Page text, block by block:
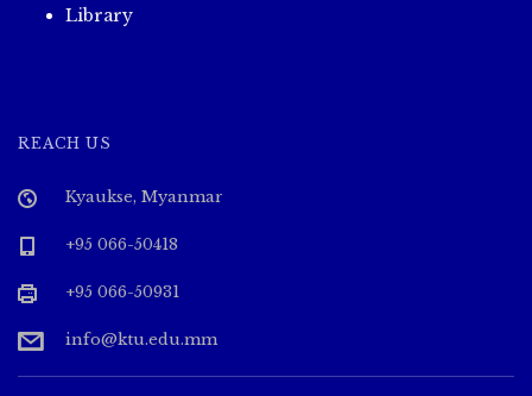
Library
REACH US
Kyaukse, Myanmar
+95 066-50418
+95 066-50931
info@ktu.edu.mm